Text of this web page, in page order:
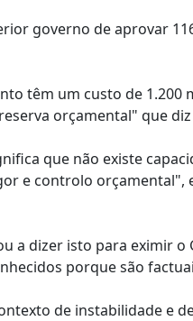
governo de aprovar
têm um custo de 1.200
orçamental" que
que não existe
e controlo
a dizer isto para eximir
porque são
de instabilidade e